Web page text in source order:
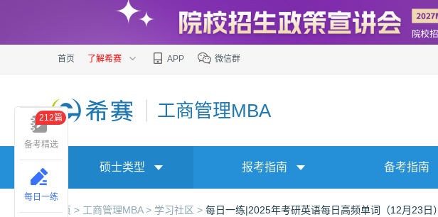
首页 了解希赛 APP 微信群
工商管理MBA
硕士类型 报考指南 备考指南
首页 > 工商管理MBA > 学习社区 > 每日一练|2025年考研英语每日高频单词（12月23日）
备考精选
212篇
每日一练